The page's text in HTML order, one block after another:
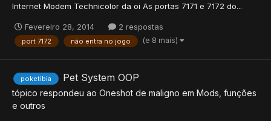
Internet Modem Technicolor da oi As portas 7171 e 7172 do...
Fevereiro 28, 2014 2 respostas
port 7172 não entra no jogo (e 8 mais)
poketibia Pet System OOP
tópico respondeu ao Oneshot de maligno em Mods, funções
e outros